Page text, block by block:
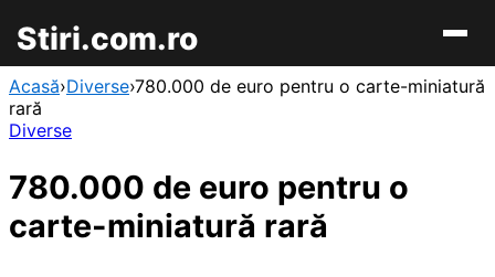
Stiri.com.ro
Acasă›Diverse›780.000 de euro pentru o carte-miniatură
rară
Diverse
780.000 de euro pentru o
carte-miniatură rară